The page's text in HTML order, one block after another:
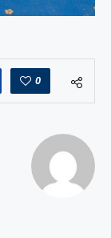
0